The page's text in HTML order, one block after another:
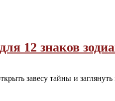
12 знаков
завесу тайны и